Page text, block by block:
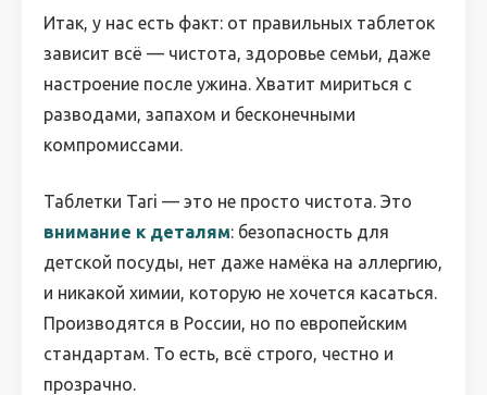
Итак, у нас есть факт: от правильных таблеток
зависит всё — чистота, здоровье семьи, даже
настроение после ужина. Хватит мириться с
разводами, запахом и бесконечными
компромиссами.
Таблетки Tari — это не просто чистота. Это
внимание к деталям: безопасность для
детской посуды, нет даже намёка на аллергию,
и никакой химии, которую не хочется касаться.
Производятся в России, но по европейским
стандартам. То есть, всё строго, честно и
прозрачно.